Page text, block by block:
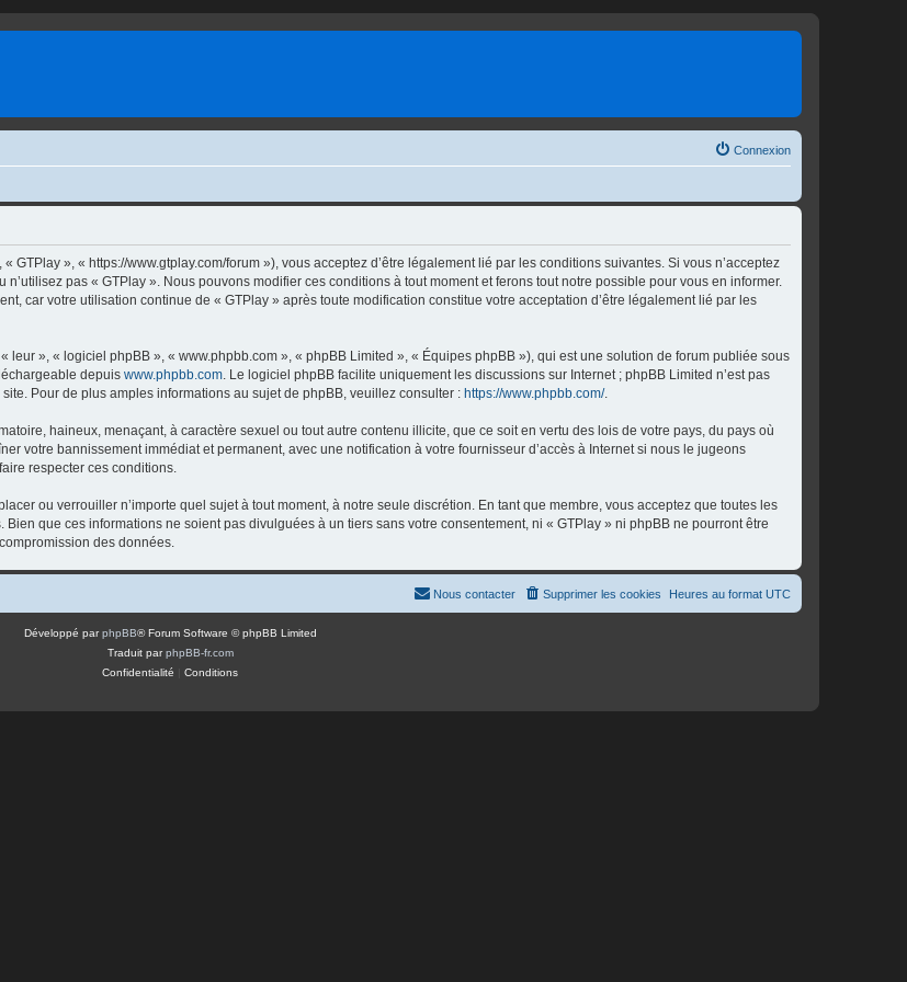
Connexion
GTPlay », « https://www.gtplay.com/forum »), vous acceptez d’être légalement lié par les conditions suivantes. Si vous n’acceptez
pas « GTPlay ». Nous pouvons modifier ces conditions à tout moment et ferons tout notre possible pour vous en informer.
car votre utilisation continue de « GTPlay » après toute modification constitue votre acceptation d’être légalement lié par les
», « logiciel phpBB », « www.phpbb.com », « phpBB Limited », « Équipes phpBB »), qui est une solution de forum publiée sous
depuis www.phpbb.com . Le logiciel phpBB facilite uniquement les discussions sur Internet ; phpBB Limited n’est pas
Pour de plus amples informations au sujet de phpBB, veuillez consulter : https://www.phpbb.com/.
haineux, menaçant, à caractère sexuel ou tout autre contenu illicite, que ce soit en vertu des lois de votre pays, du pays où
votre bannissement immédiat et permanent, avec une notification à votre fournisseur d’accès à Internet si nous le jugeons
respecter ces conditions.
ou verrouiller n’importe quel sujet à tout moment, à notre seule discrétion. En tant que membre, vous acceptez que toutes les
que ces informations ne soient pas divulguées à un tiers sans votre consentement, ni « GTPlay » ni phpBB ne pourront être
des données.
Heures au format UTC
Supprimer les cookies
Nous contacter
Développé parphpBB® Forum Software © phpBB Limited
Traduit parphpBB-fr.com
Confidentialité
Conditions